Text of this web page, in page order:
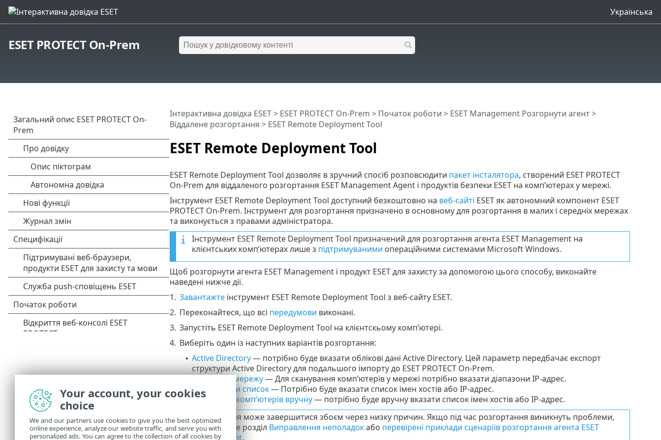
Українська
ESET PROTECT On-Prem
ESET Remote Deployment Tool
Інтерактивна довідка ESET> ESET PROTECT On-Prem > Початок роботи > ESET Management Pозгорнути агент>
Віддалене розгортання > ESET Remote Deployment Tool
ESET Remote Deployment Tool дозволяє в зручний спосіб розповсюдити пакет інсталятора, створений ESET PROTECT
On-Prem для віддаленого розгортання ESET Management Agent і продуктів безпеки ESET на комп’ютерах у мережі.
Інструмент ESET Remote Deployment Tool доступний безкоштовно на веб-сайті ESET як автономний компонент ESET
PROTECT On-Prem. Інструмент для розгортання призначено в основному для розгортання в малих і середніх мережах
та виконується з правами адміністратора.
Інструмент ESET Remote Deployment Tool призначений для розгортання агента ESET Management на
клієнтських компְ’ютерах лише з підтримуваними операційними системами Microsoft Windows.
Щоб розгорнути агента ESET Management і продукт ESET для захисту за допомогою цього способу, виконайте
наведені нижче дії.
1. Завантажтеінструмент ESET Remote Deployment Tool з веб-сайту ESET.
2. Переконайтеся, що всі передумови виконані.
3. Запустіть ESET Remote Deployment Tool на клієнтскьому комп’ютері.
4. Виберіть один із наступних варіантів розгортання:
• Active Directory— потрібно буде вказати облікові дані Active Directory. Цей параметр передбачає експорт
структури Active Directory для подальшого імпорту до ESET PROTECT On-Prem.
Сканувати мережу— Для сканування комп’ютерів у мережі потрібно вказати діапазони IP-адрес.
• Імпортувати список— Потрібно буде вказати список імен хостів або IP-адрес.
• Додавання комп’ютерів вручну— потрібно буде вручну вказати список імен хостів або IP-адрес.
Розгортання може завершитися збоєм через низку причин. Якщо під час розгортання виникнуть проблеми,
перегляньте розділ Виправлення неполадокабо перевірені приклади сценаріїв розгортання агента ESET
Management.
Your account, your cookies
choice
We and our partners use cookies to give you the best optimized
online experience, analyze our website traffic, and serve you with
personalized ads. You can agree to the collection of all cookies by